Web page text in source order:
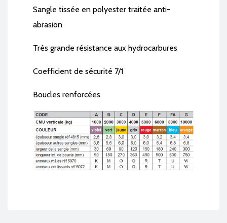
Sangle tissée en polyester traitée anti-
abrasion
Très grande résistance aux hydrocarbures
Coefficient de sécurité 7/1
Boucles renforcées